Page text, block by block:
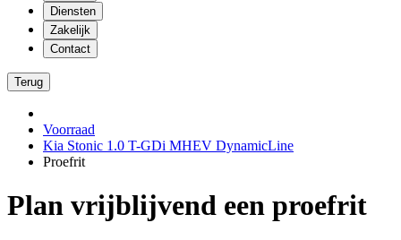
Diensten
Zakelijk
Contact
Terug
Voorraad
Kia Stonic 1.0 T-GDi MHEV DynamicLine
Proefrit
Plan vrijblijvend een proefrit